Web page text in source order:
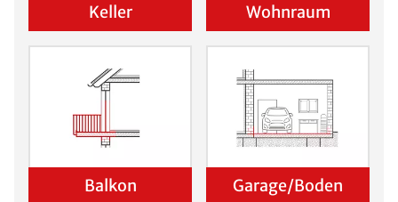
Keller Wohnraum
Balkon Garage/Boden